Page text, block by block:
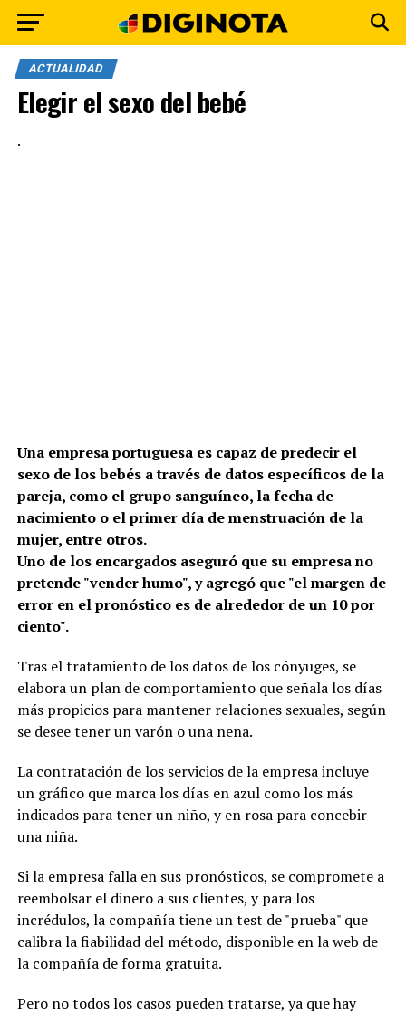
ACTUALIDAD
Elegir el sexo del bebé
.
Una empresa portuguesa es capaz de predecir el
sexo de los bebés a través de datos específicos de la
pareja, como el grupo sanguíneo, la fecha de
nacimiento o el primer día de menstruación de la
mujer, entre otros.
Uno de los encargados aseguró que su empresa no
pretende "vender humo", y agregó que "el margen de
error en el pronóstico es de alrededor de un 10 por
ciento".
Tras el tratamiento de los datos de los cónyuges, se
elabora un plan de comportamiento que señala los días
más propicios para mantener relaciones sexuales, según
se desee tener un varón o una nena.
La contratación de los servicios de la empresa incluye
un gráfico que marca los días en azul como los más
indicados para tener un niño, y en rosa para concebir
una niña.
Si la empresa falla en sus pronósticos, se compromete a
reembolsar el dinero a sus clientes, y para los
incrédulos, la compañía tiene un test de "prueba" que
calibra la fiabilidad del método, disponible en la web de
la compañía de forma gratuita.
Pero no todos los casos pueden tratarse, ya que hay